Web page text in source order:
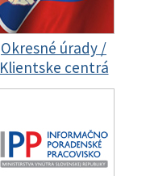
Okresné úrady /
Klientske centrá